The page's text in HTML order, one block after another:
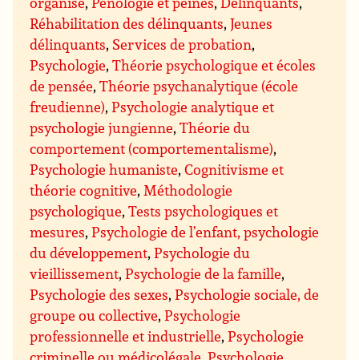
Réhabilitation des délinquants,Jeunes
délinquants, Services de probation,
Psychologie,Théorie psychologique et écoles
de pensée,Théorie psychanalytique (école
freudienne),Psychologie analytique et
psychologie jungienne,Théorie du
comportement (comportementalisme),
Psychologie humaniste,Cognitivisme et
théorie cognitive,Méthodologie
psychologique,Tests psychologiques et
mesures,Psychologie de l’enfant, psychologie
du développement,Psychologie du
vieillissement,Psychologie de la famille,
Psychologie des sexes,Psychologie sociale, de
groupe ou collective,Psychologie
professionnelle et industrielle,Psychologie